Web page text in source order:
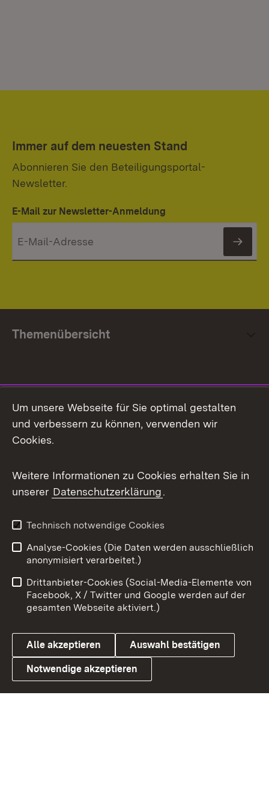
Immer auf dem neuesten Stand
Abonnieren Sie den Beteiligungsportal-
Newsletter.
E-Mail zur Newsletter-Anmeldung
Themenübersicht
Facebook
X / Twitter
Youtube
Link zum Landesportal
Impressum
Kontakt
Barrierefreiheit
Datenschutz
Cookies
Um unsere Webseite für Sie optimal gestalten
und verbessern zu können, verwenden wir
Cookies.
Weitere Informationen zu Cookies erhalten Sie in
unserer Datenschutzerklärung.
Technisch notwendige Cookies
Analyse-Cookies (Die Daten werden ausschließlich
anonymisiert verarbeitet.)
Drittanbieter-Cookies (Social-Media-Elemente von
Facebook, X / Twitter und Google werden auf der
gesamten Webseite aktiviert.)
Alle akzeptieren Auswahl bestätigen
Notwendige akzeptieren